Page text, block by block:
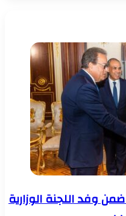
وفد اللجنة الوزارية